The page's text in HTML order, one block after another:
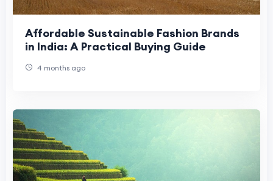
Affordable Sustainable Fashion Brands
in India: A Practical Buying Guide
4 months ago